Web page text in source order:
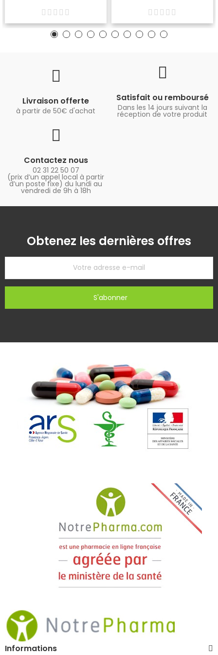
Livraison offerte
à partir de 50€ d'achat
Satisfait ou remboursé
Dans les 14 jours suivant la
réception de votre produit
Contactez nous
02 31 22 50 07
(prix d’un appel local à partir
d’un poste fixe) du lundi au
vendredi de 9h à 18h
Obtenez les dernières offres
S'abonner
Informations